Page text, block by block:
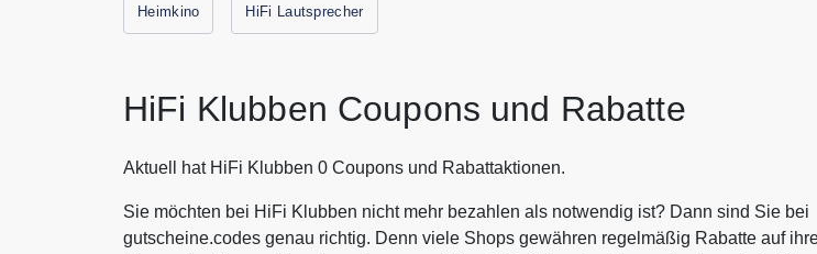
Heimkino HiFi Lautsprecher
HiFi Klubben Coupons und Rabatte
Aktuell hat HiFi Klubben 0 Coupons und Rabattaktionen.
Sie möchten bei HiFi Klubben nicht mehr bezahlen als notwendig ist? Dann sind Sie bei
gutscheine.codes genau richtig. Denn viele Shops gewähren regelmäßig Rabatte auf